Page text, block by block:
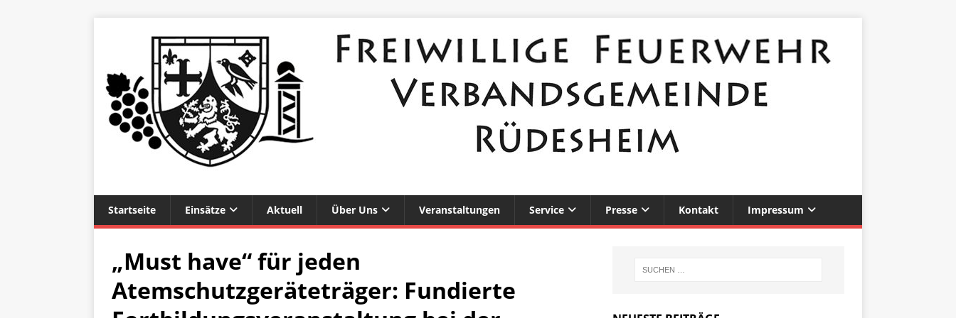
Startseite Einsätze Aktuell Über Uns Veranstaltungen Service Presse Kontakt Impressum
„Must have“ für jeden
Atemschutzgeräteträger: Fundierte